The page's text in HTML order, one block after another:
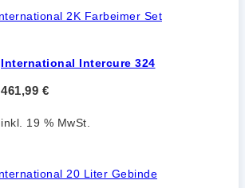
International Intercure 324
461,99 €
inkl. 19 % MwSt.